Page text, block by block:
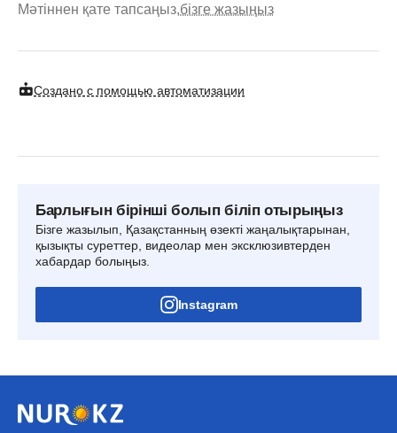
Мәтіннен қате тапсаңыз,бізге жазыңыз
Создано с помощью автоматизации
Барлығын бірінші болып біліп отырыңыз
Бізге жазылып, Қазақстанның өзекті жаңалықтарынан,
қызықты суреттер, видеолар мен эксклюзивтерден
хабардар болыңыз.
Instagram